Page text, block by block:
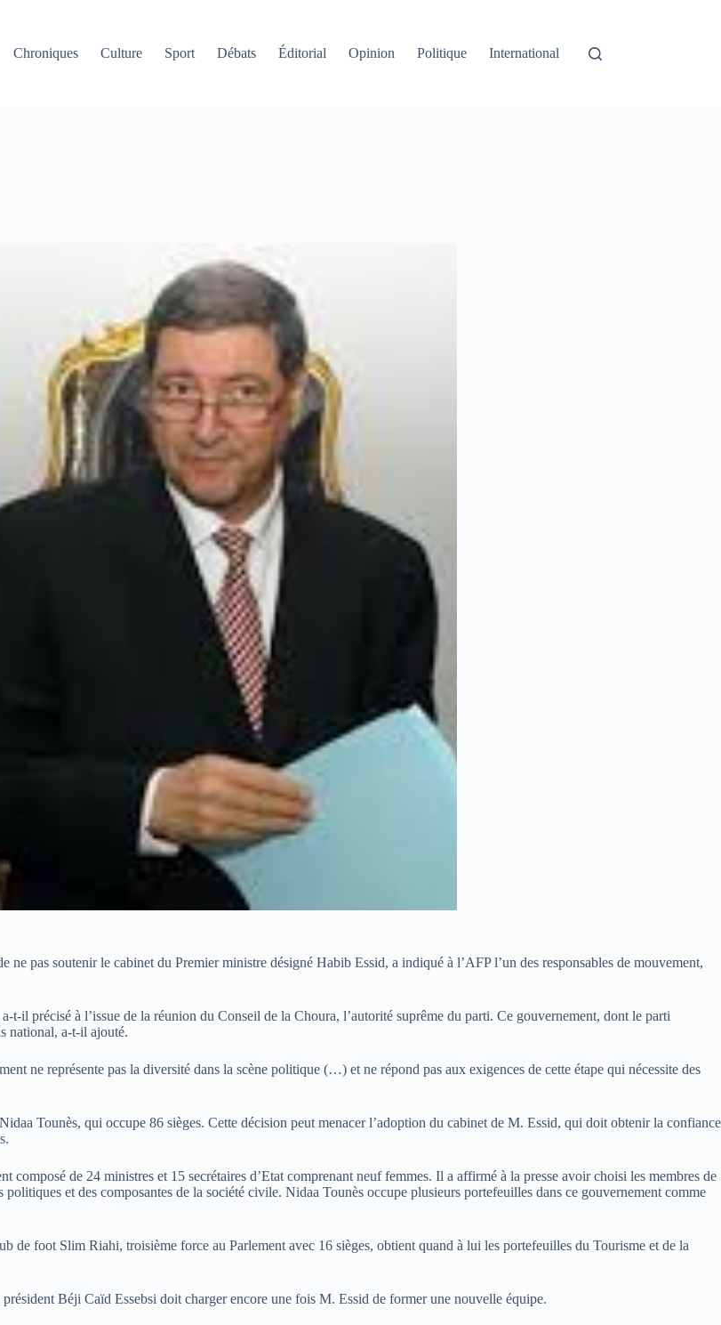
Chroniques Culture Sport Débats Éditorial Opinion Politique International
pas soutenir le cabinet du Premier ministre désigné Habib Essid, a indiqué à l’AFP l’un des responsables de mouvement,
t-il précisé à l’issue de la réunion du Conseil de la Choura, l’autorité suprême du parti. Ce gouvernement, dont le parti
national, a-t-il ajouté.
ne représente pas la diversité dans la scène politique (…) et ne répond pas aux exigences de cette étape qui nécessite des
Tounès, qui occupe 86 sièges. Cette décision peut menacer l’adoption du cabinet de M. Essid, qui doit obtenir la confiance
de 24 ministres et 15 secrétaires d’Etat comprenant neuf femmes. Il a affirmé à la presse avoir choisi les membres de
et des composantes de la société civile. Nidaa Tounès occupe plusieurs portefeuilles dans ce gouvernement comme
foot Slim Riahi, troisième force au Parlement avec 16 sièges, obtient quand à lui les portefeuilles du Tourisme et de la
Béji Caïd Essebsi doit charger encore une fois M. Essid de former une nouvelle équipe.